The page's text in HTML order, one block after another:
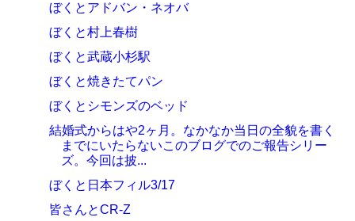
ぼくとアドバン・ネオバ
ぼくと村上春樹
ぼくと武蔵小杉駅
ぼくと焼きたてパン
ぼくとシモンズのベッド
結婚式からはや2ヶ月。なかなか当日の全貌を書く
までにいたらないこのブログでのご報告シリー
ズ。今回は披...
ぼくと日本フィル3/17
皆さんとCR-Z